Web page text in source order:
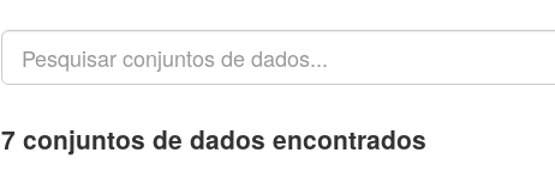
7 conjuntos de dados encontrados